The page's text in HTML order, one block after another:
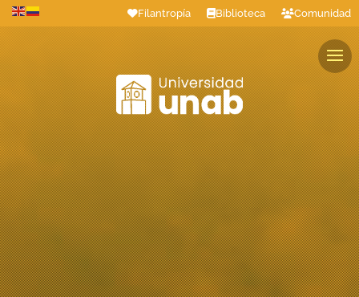
Filantropía Biblioteca Comunidad
Estudiantes Profesores